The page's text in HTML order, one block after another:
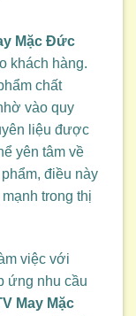
Mặc Đức
khách hàng.
chất
vào quy
liệu được
yên tâm về
điều này
trong thị
việc với
ứng nhu cầu
May Mặc